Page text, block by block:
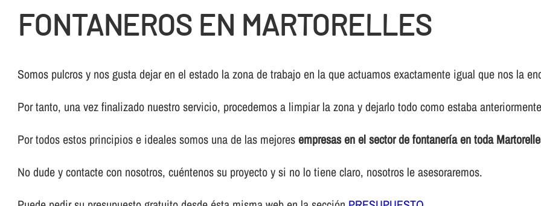
FONTANEROS EN MARTORELLES
Somos pulcros y nos gusta dejar en el estado la zona de trabajo en la que actuamos exactamente igual que nos la
Por tanto, una vez finalizado nuestro servicio, procedemos a limpiar la zona y dejarlo todo como estaba
Por todos estos principios e ideales somos una de las mejoresempresas en el sector de fontanerí­a en toda
No dude y contacte con nosotros, cuéntenos su proyecto y si no lo tiene claro, nosotros le asesoraremos.